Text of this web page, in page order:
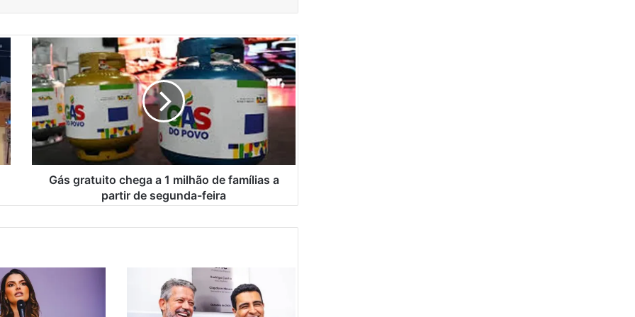
G
á
s
g
r
a
t
u
i
c
a
a
1
m
Gás gratuito chega a 1 milhão de famílias a
partir de segunda-feira